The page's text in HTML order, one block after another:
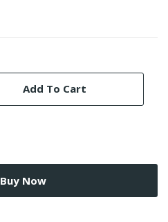
Add To Cart
Buy Now